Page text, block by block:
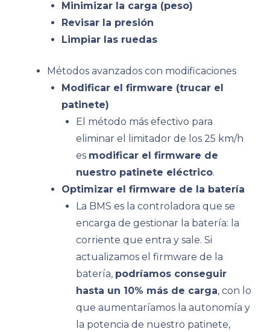
Minimizar la carga (peso)
Revisar la presión
Limpiar las ruedas
Métodos avanzados con modificaciones
Modificar el firmware (trucar el
patinete)
El método más efectivo para
eliminar el limitador de los 25 km/h
es modificar el firmware de
nuestro patinete eléctrico.
Optimizar el firmware de la batería
La BMS es la controladora que se
encarga de gestionar la batería: la
corriente que entra y sale. Si
actualizamos el firmware de la
batería, podríamos conseguir
hasta un 10% más de carga, con lo
que aumentaríamos la autonomía y
la potencia de nuestro patinete,